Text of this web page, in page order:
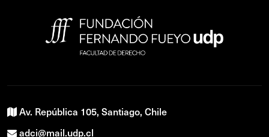
Av. República 105, Santiago, Chile
adci@mail.udp.cl